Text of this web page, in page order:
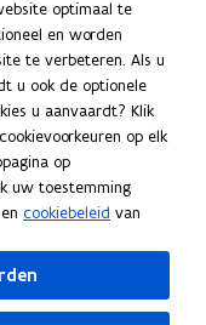
optimaal te
en worden
te verbeteren. Als u
u ook de optionele
u aanvaardt? Klik
op elk
op
uw toestemming
cookiebeleid van